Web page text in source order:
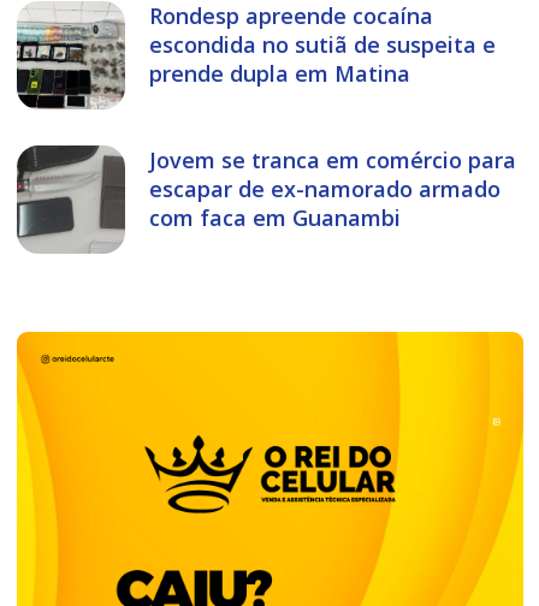
Rondesp apreende cocaína
escondida no sutiã de suspeita e
prende dupla em Matina
Jovem se tranca em comércio para
escapar de ex-namorado armado
com faca em Guanambi